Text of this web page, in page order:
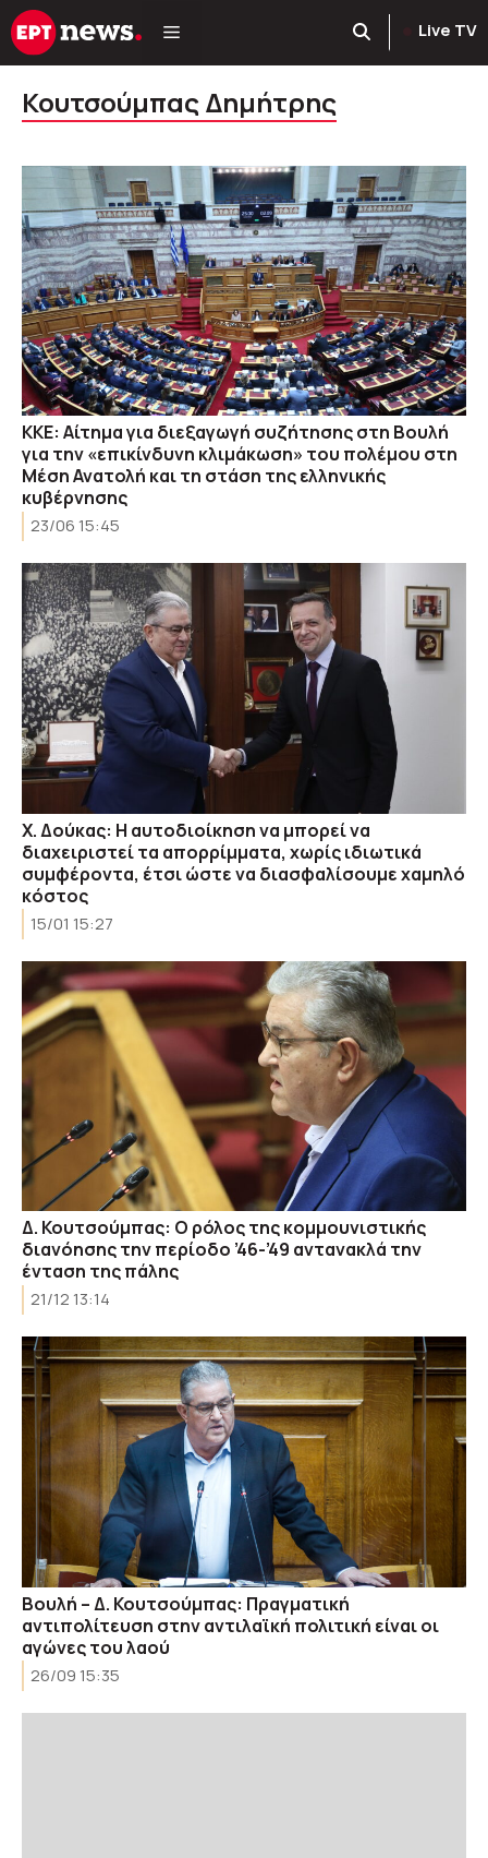
Μετάβαση
σε
Live TV
Κουτσούμπας Δημήτρης
ΚΚΕ: Αίτημα για διεξαγωγή συζήτησης στη Βουλή
για την «επικίνδυνη κλιμάκωση» του πολέμου στη
Μέση Ανατολή και τη στάση της ελληνικής
κυβέρνησης
23/06 15:45
Χ. Δούκας: Η αυτοδιοίκηση να μπορεί να
διαχειριστεί τα απορρίμματα, χωρίς ιδιωτικά
συμφέροντα, έτσι ώστε να διασφαλίσουμε χαμηλό
κόστος
15/01 15:27
Δ. Κουτσούμπας: Ο ρόλος της κομμουνιστικής
διανόησης την περίοδο ’46-’49 αντανακλά την
ένταση της πάλης
21/12 13:14
Βουλή – Δ. Κουτσούμπας: Πραγματική
αντιπολίτευση στην αντιλαϊκή πολιτική είναι οι
αγώνες του λαού
26/09 15:35